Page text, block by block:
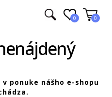
0 0
ponuke nášho e-shopu